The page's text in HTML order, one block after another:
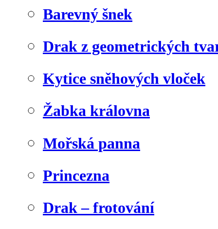
Barevný šnek
Drak z geometrických
Kytice sněhových vloček
Žabka královna
Mořská panna
Princezna
Drak – frotování